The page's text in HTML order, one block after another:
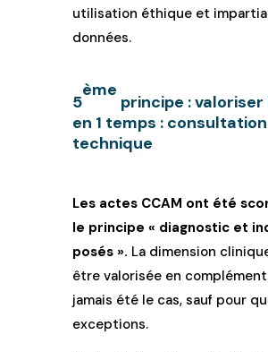
utilisation éthique et
données.
5
ème
principe :
en 1 temps :
technique
Les actes CCAM ont été
le principe « diagnostic et
posés ». La dimension
être valorisée en complément.
jamais été le cas, sauf pour
exceptions.